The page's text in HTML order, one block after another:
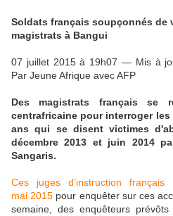
Soldats français soupçonnés de
magistrats à Bangui
07 juillet 2015 à 19h07 — Mis à
Par Jeune Afrique avec AFP
Des magistrats français se
centrafricaine pour interroger
ans qui se disent victimes
décembre 2013 et juin 2014
Sangaris.
Ces juges d’instruction
mai 2015 pour enquêter sur ces
semaine, des enquêteurs